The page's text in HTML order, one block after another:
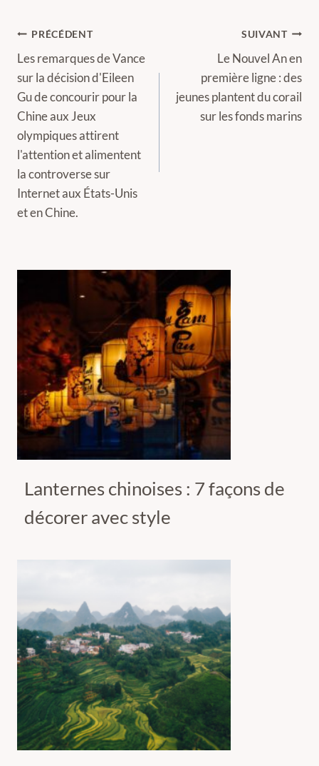
Navigation
de
l’article
PRÉCÉDENT
Les remarques de Vance
sur la décision d'Eileen
Gu de concourir pour la
Chine aux Jeux
olympiques attirent
l'attention et alimentent
la controverse sur
Internet aux États-Unis
et en Chine.
SUIVANT
Le Nouvel An en
première ligne : des
jeunes plantent du corail
sur les fonds marins
Lanternes chinoises : 7 façons de
décorer avec style